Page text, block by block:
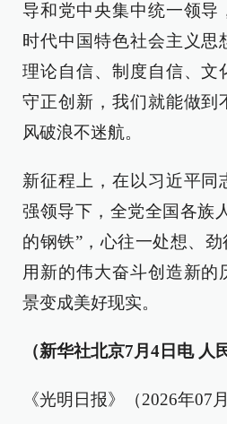
导和党中央集中统一领导
时代中国特色社会主义思
理论自信、制度自信、文
守正创新，我们就能做到
风破浪不迷航。
新征程上，在以习近平同
强领导下，全党全国各族
的钢铁”，心往一处想、
用新的伟大奋斗创造新的
景变成美好现实。
（新华社北京7月4日电 人
《光明日报》（2026年07